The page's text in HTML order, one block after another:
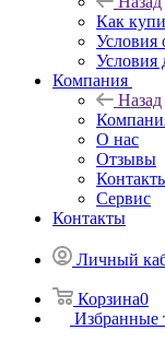
Как
Условия
Условия
Компания
Назад
О нас
Отзывы
Сервис
Контакты
Личный
Корзина0
Избранные